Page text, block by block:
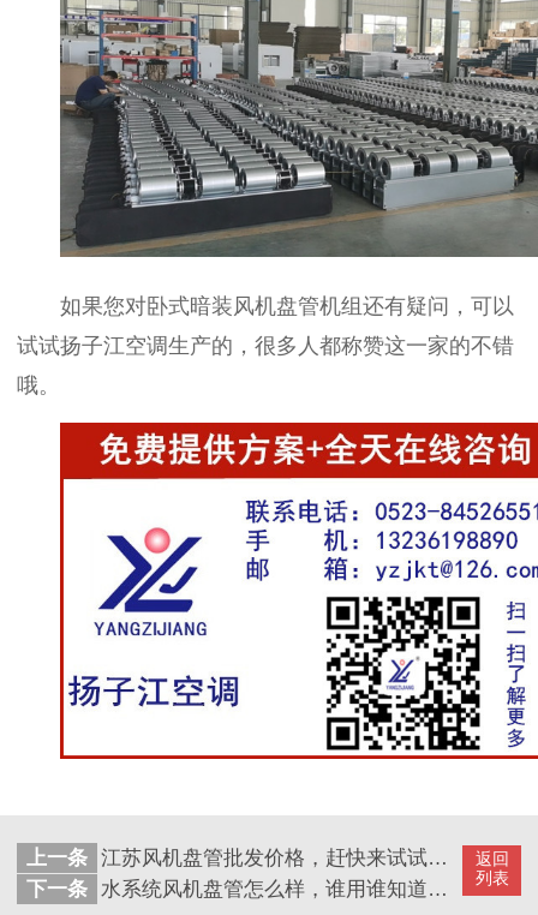
如果您对卧式暗装风机盘管机组还有疑问，可以
试试扬子江空调生产的，很多人都称赞这一家的不错
哦。
返回
列表
上一条 江苏风机盘管批发价格，赶快来试试吧【扬子江空调】
下一条 水系统风机盘管怎么样，谁用谁知道【扬子江空调】